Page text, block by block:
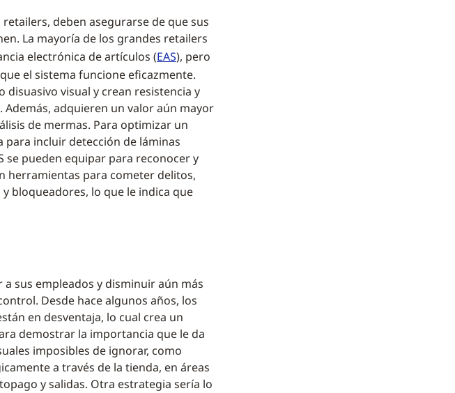
deben asegurarse de que sus
La mayoría de los grandes retailers
electrónica de artículos (EAS), pero
el sistema funcione eficazmente.
disuasivo visual y crean resistencia y
adquieren un valor aún mayor
de mermas. Para optimizar un
para incluir detección de láminas
se pueden equipar para reconocer y
herramientas para cometer delitos,
bloqueadores, lo que le indica que
sus empleados y disminuir aún más
Desde hace algunos años, los
en desventaja, lo cual crea un
demostrar la importancia que le da
imposibles de ignorar, como
a través de la tienda, en áreas
y salidas. Otra estrategia sería lo